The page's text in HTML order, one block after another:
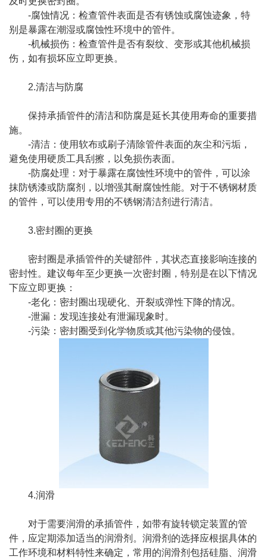
-腐蚀情况：检查管件表面是否有锈蚀或腐蚀迹象，特
别是暴露在潮湿或腐蚀性环境中的管件。
-机械损伤：检查管件是否有裂纹、变形或其他机械损
伤，如有损坏应立即更换。
2.清洁与防腐
保持承插管件的清洁和防腐是延长其使用寿命的重要措
施。
-清洁：使用软布或刷子清除管件表面的灰尘和污垢，
避免使用硬质工具刮擦，以免损伤表面。
-防腐处理：对于暴露在腐蚀性环境中的管件，可以涂
抹防锈漆或防腐剂，以增强其耐腐蚀性能。对于不锈钢材质
的管件，可以使用专用的不锈钢清洁剂进行清洁。
3.密封圈的更换
密封圈是承插管件的关键部件，其状态直接影响连接的
密封性。建议每年至少更换一次密封圈，特别是在以下情况
下应立即更换：
-老化：密封圈出现硬化、开裂或弹性下降的情况。
-泄漏：发现连接处有泄漏现象时。
-污染：密封圈受到化学物质或其他污染物的侵蚀。
4.润滑
对于需要润滑的承插管件，如带有旋转锁定装置的管
件，应定期添加适当的润滑剂。润滑剂的选择应根据具体的
工作环境和材料特性来确定，常用的润滑剂包括硅脂、润滑